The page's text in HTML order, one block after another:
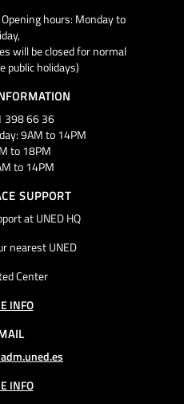
hours: Monday to
will be closed for normal
public holidays)
398 66 36
9AM to 14PM
to 18PM
to 14PM
SUPPORT
at UNED HQ
nearest UNED
Center
INFO
INFO